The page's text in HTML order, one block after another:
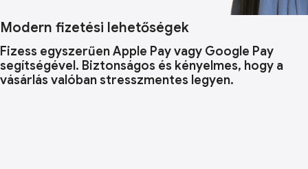
Modern fizetési lehetőségek
Fizess egyszerűen Apple Pay vagy Google Pay
segítségével. Biztonságos és kényelmes, hogy a
vásárlás valóban stresszmentes legyen.